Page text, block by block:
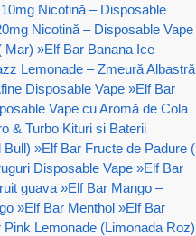
Nicotină – Disposable
Nicotină – Disposable Vape
Mar) »Elf Bar Banana Ice –
Lemonade – Zmeură Albastră
Disposable Vape »Elf Bar
Vape cu Aromă de Cola
& Turbo Kituri si Baterii
Bull) »Elf Bar Fructe de Padure (
Disposable Vape »Elf Bar
guava »Elf Bar Mango –
»Elf Bar Menthol »Elf Bar
Pink Lemonade (Limonada Roz)